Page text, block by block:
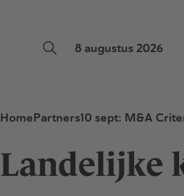
8 augustus 2026
HomePartners10 sept: M&A
Landelijke